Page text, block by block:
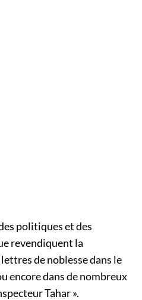
politiques et des
revendiquent la
de noblesse dans le
encore dans de nombreux
Tahar ».